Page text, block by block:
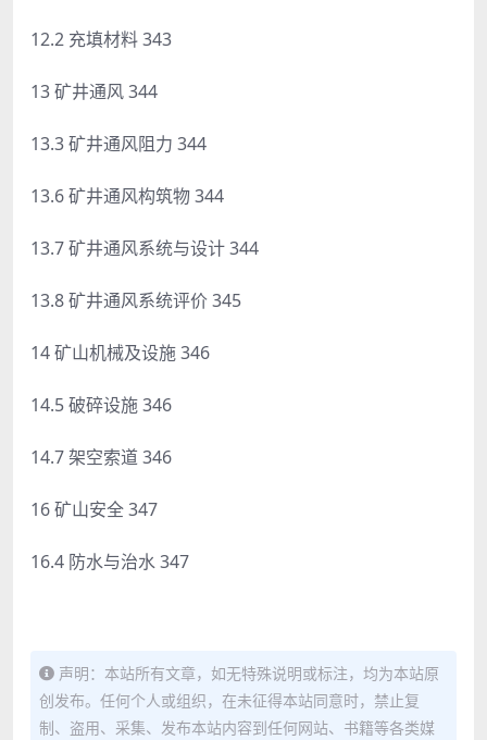
12.2 充填材料 343
13 矿井通风 344
13.3 矿井通风阻力 344
13.6 矿井通风构筑物 344
13.7 矿井通风系统与设计 344
13.8 矿井通风系统评价 345
14 矿山机械及设施 346
14.5 破碎设施 346
14.7 架空索道 346
16 矿山安全 347
16.4 防水与治水 347
声明：本站所有文章，如无特殊说明或标注，均为本站原
创发布。任何个人或组织，在未征得本站同意时，禁止复
制、盗用、采集、发布本站内容到任何网站、书籍等各类媒